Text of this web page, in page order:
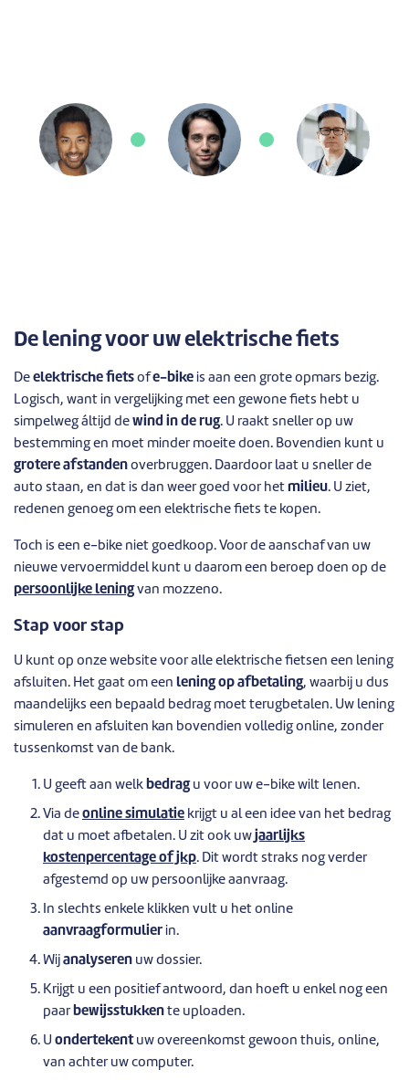
De lening voor uw elektrische fiets
De elektrische fiets ofe-bike is aan een grote opmars bezig.
Logisch, want in vergelijking met een gewone fiets hebt u
simpelweg áltijd de wind in de rug. U raakt sneller op uw
bestemming en moet minder moeite doen. Bovendien kunt u
grotere afstanden overbruggen. Daardoor laat u sneller de
auto staan, en dat is dan weer goed voor het milieu. U ziet,
redenen genoeg om een elektrische fiets te kopen.
Toch is een e-bike niet goedkoop. Voor de aanschaf van uw
nieuwe vervoermiddel kunt u daarom een beroep doen op de
persoonlijke leningvan mozzeno.
Stap voor stap
U kunt op onze website voor alle elektrische fietsen een lening
afsluiten. Het gaat om een lening op afbetaling, waarbij u dus
maandelijks een bepaald bedrag moet terugbetalen. Uw lening
simuleren en afsluiten kan bovendien volledig online, zonder
tussenkomst van de bank.
U geeft aan welk bedragu voor uw e-bike wilt lenen.
Via de online simulatie krijgt u al een idee van het bedrag
dat u moet afbetalen. U zit ook uw jaarlijks
kostenpercentage of jkp. Dit wordt straks nog verder
afgestemd op uw persoonlijke aanvraag.
In slechts enkele klikken vult u het online
aanvraagformulier in.
Wij analyseren uw dossier.
Krijgt u een positief antwoord, dan hoeft u enkel nog een
paar bewijsstukken te uploaden.
U ondertekentuw overeenkomst gewoon thuis, online,
van achter uw computer.